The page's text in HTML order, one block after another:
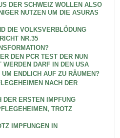
DER SCHWEIZ WOLLEN ALSO
NUTZEN UM DIE ASURAS
DIE VOLKSVERBLÖDUNG
NR.35
DEN PCR TEST DER NUN
WERDEN DARF IN DEN USA
ENDLICH AUF ZU RÄUMEN?
NACH DER
DER ERSTEN IMPFUNG
TROTZ
IMPFUNGEN IN